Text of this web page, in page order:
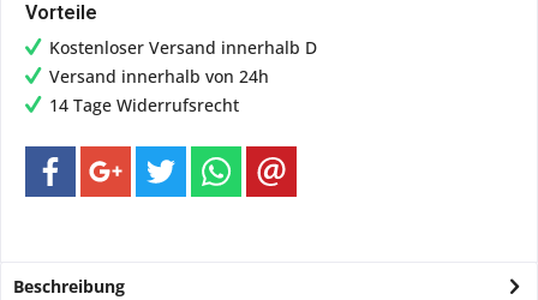
Vorteile
Kostenloser Versand innerhalb D
Versand innerhalb von 24h
14 Tage Widerrufsrecht
Beschreibung